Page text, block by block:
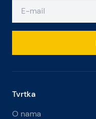
Tvrtka
O nama